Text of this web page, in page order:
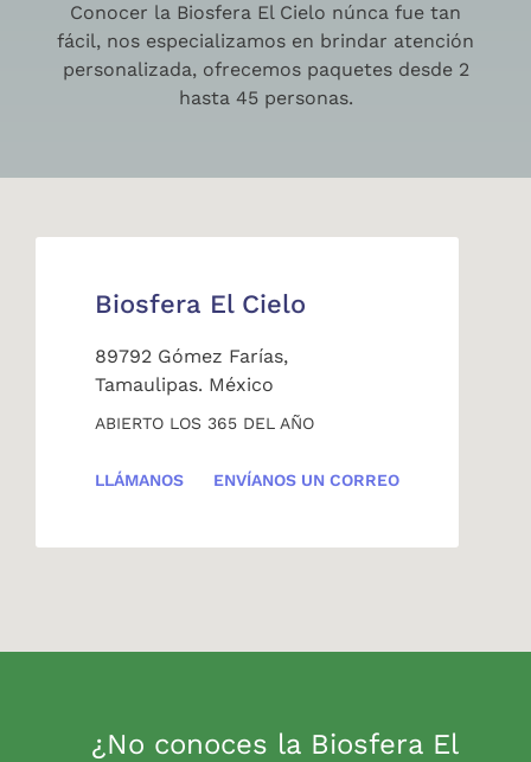
Conocer la Biosfera El Cielo núnca fue tan
fácil, nos especializamos en brindar atención
personalizada, ofrecemos paquetes desde 2
hasta 45 personas.
Biosfera El Cielo
89792 Gómez Farías,
Tamaulipas. México
ABIERTO LOS 365 DEL AÑO
LLÁMANOS ENVÍANOS UN CORREO
¿No conoces la Biosfera El